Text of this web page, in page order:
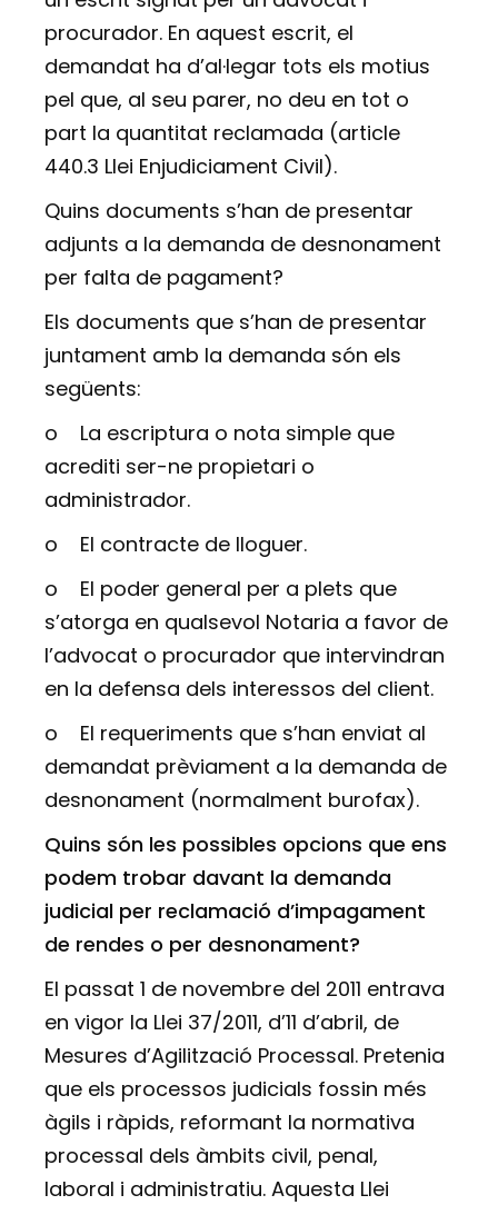
procurador. En aquest escrit, el
demandat ha d’al·legar tots els motius
pel que, al seu parer, no deu en tot o
part la quantitat reclamada (article
440.3 Llei Enjudiciament Civil).
Quins documents s’han de presentar
adjunts a la demanda de desnonament
per falta de pagament?
Els documents que s’han de presentar
juntament amb la demanda són els
següents:
o
La escriptura o nota simple que
acrediti ser-ne propietari o
administrador.
o
El contracte de lloguer.
o
El poder general per a plets que
s’atorga en qualsevol Notaria a favor de
l’advocat o procurador que intervindran
en la defensa dels interessos del client.
o
El requeriments que s’han enviat al
demandat prèviament a la demanda de
desnonament (normalment burofax).
Quins són les possibles opcions que ens
podem trobar davant la demanda
judicial per reclamació d’impagament
de rendes o per desnonament?
El passat 1 de novembre del 2011 entrava
en vigor la Llei 37/2011, d’11 d’abril, de
Mesures d’Agilització Processal. Pretenia
que els processos judicials fossin més
àgils i ràpids, reformant la normativa
processal dels àmbits civil, penal,
laboral i administratiu. Aquesta Llei